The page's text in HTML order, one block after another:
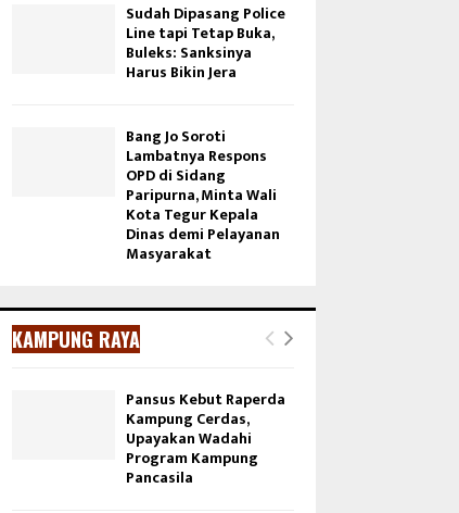
Sudah Dipasang Police
Line tapi Tetap Buka,
Buleks: Sanksinya
Harus Bikin Jera
Bang Jo Soroti
Lambatnya Respons
OPD di Sidang
Paripurna, Minta Wali
Kota Tegur Kepala
Dinas demi Pelayanan
Masyarakat
KAMPUNG RAYA
Pansus Kebut Raperda
Kampung Cerdas,
Upayakan Wadahi
Program Kampung
Pancasila